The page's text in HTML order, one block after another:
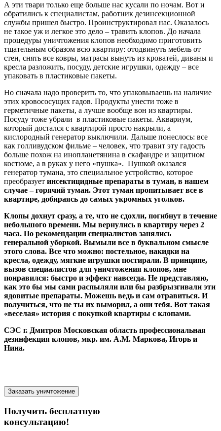
А эти твари только еще больше нас кусали по ночам. Вот и
обратились к специалистам, работник дезинсекционной
службы пришел быстро. Проинструктировал нас. Оказалось
не такое уж и легкое это дело – травить клопов. До начала
процедуры уничтожения клопов необходимо приготовить
тщательным образом всю квартиру: отодвинуть мебель от
стен, снять все ковры, матрасы вынуть из кроватей, диваны и
кресла разложить, посуду, детские игрушки, одежду – все
упаковать в пластиковые пакеты.
Но сначала надо проверить то, что упаковываешь на наличие
этих кровососущих гадов. Продукты унести тоже в
герметичные пакеты, а лучше вообще вон из квартиры.
Посуду тоже убрали в пластиковые пакеты. Аквариум,
который достался с квартирой просто накрыли, а
кислородный генератор выключили. Дальше понеслось: все
как голливудском фильме – человек, что травит эту гадость
больше похож на инопланетянина в скафандре и защитном
костюме, а в руках у него «пушка». Пушкой оказался
генератор тумана, это специальное устройство, которое
преобразует инсектицидные препараты в туман, в нашем
случае – горячий туман. Этот туман пропитывает все в
квартире, добираясь до самых укромных уголков.
Клопы дохнут сразу, а те, что не сдохли, погибнут в течение
небольшого времени. Мы вернулись в квартиру через 2
часа. По рекомендации специалистов занялись
генеральной уборкой. Вымыли все в буквальном смысле
этого слова. Все что можно: постельное, накидки на
кресла, одежду, мягкие игрушки постирали. В принципе,
вызов специалистов для уничтожения клопов, мне
понравился: быстро и эффект навсегда. Не представляю,
как это бы мы сами распыляли или бы разбрызгивали эти
ядовитые препараты. Можешь ведь и сам отравиться. И
получиться, что не ты их выморил, а они тебя. Вот такая
«веселая» история с покупкой квартиры с клопами.
СЭС г. Дмитров Московская область профессиональная
дезинфекция клопов, мкр. им. А.М. Маркова, Игорь и
Нина.
Заказать уничтожение
Получить бесплатную
консультацию!